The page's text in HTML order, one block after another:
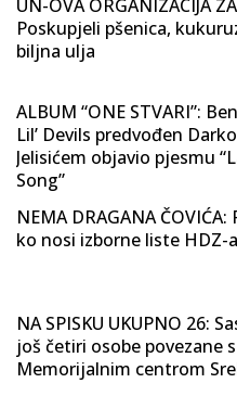
UN-OVA ORGANIZACIJA
Poskupjeli pšenica,
biljna ulja
ALBUM “ONE STVARI”:
Lil’ Devils predvođen
Jelisićem objavio pjesmu
Song”
NEMA DRAGANA
ko nosi izborne liste HDZ-a
NA SPISKU UKUPNO 26:
još četiri osobe povezane s
Memorijalnim centrom